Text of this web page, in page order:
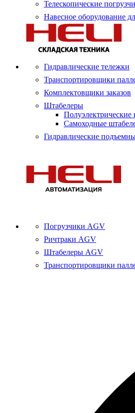
Телескопические
Навесное оборудование
Гидравлические тележки
Транспортировщики
Комплектовщики заказов
Штабелеры
Самоходные
Гидравлические
Погрузчики AGV
Ричтраки AGV
Штабелеры AGV
Транспортировщики